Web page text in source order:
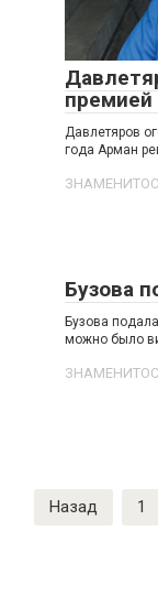
Давлетяров
года Арман
Бузова
Бузова
можно было
Пагинация
записей
Назад 1